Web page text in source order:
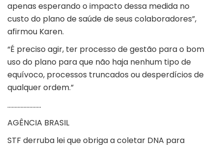
apenas esperando o impacto dessa medida no
custo do plano de saúde de seus colaboradores”,
afirmou Karen.
“É preciso agir, ter processo de gestão para o bom
uso do plano para que não haja nenhum tipo de
equívoco, processos truncados ou desperdícios de
qualquer ordem.”
…………………..
AGÊNCIA BRASIL
STF derruba lei que obriga a coletar DNA para